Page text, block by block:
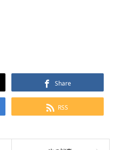
Share
RSS